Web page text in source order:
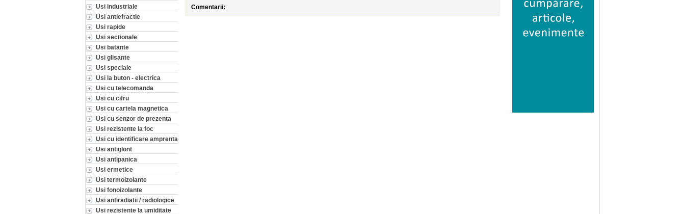
Usi industriale
Usi antiefractie
Usi rapide
Usi sectionale
Usi batante
Usi glisante
Usi speciale
Usi la buton - electrica
Usi cu telecomanda
Usi cu cifru
Usi cu cartela magnetica
Usi cu senzor de prezenta
Usi rezistente la foc
Usi cu identificare amprenta
Usi antiglont
Usi antipanica
Usi ermetice
Usi termoizolante
Usi fonoizolante
Usi antiradiatii / radiologice
Usi rezistente la umiditate
Comentarii: